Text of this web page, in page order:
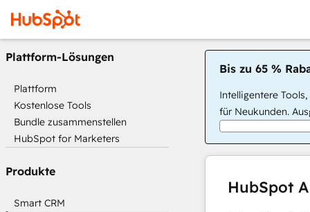
Plattform-Lösungen
Plattform
Kostenlose Tools
Bundle zusammenstellen
HubSpot for Marketers
Produkte
Smart CRM
Bis zu 65 %
Intelligentere
für Neukunden.
HubSpot